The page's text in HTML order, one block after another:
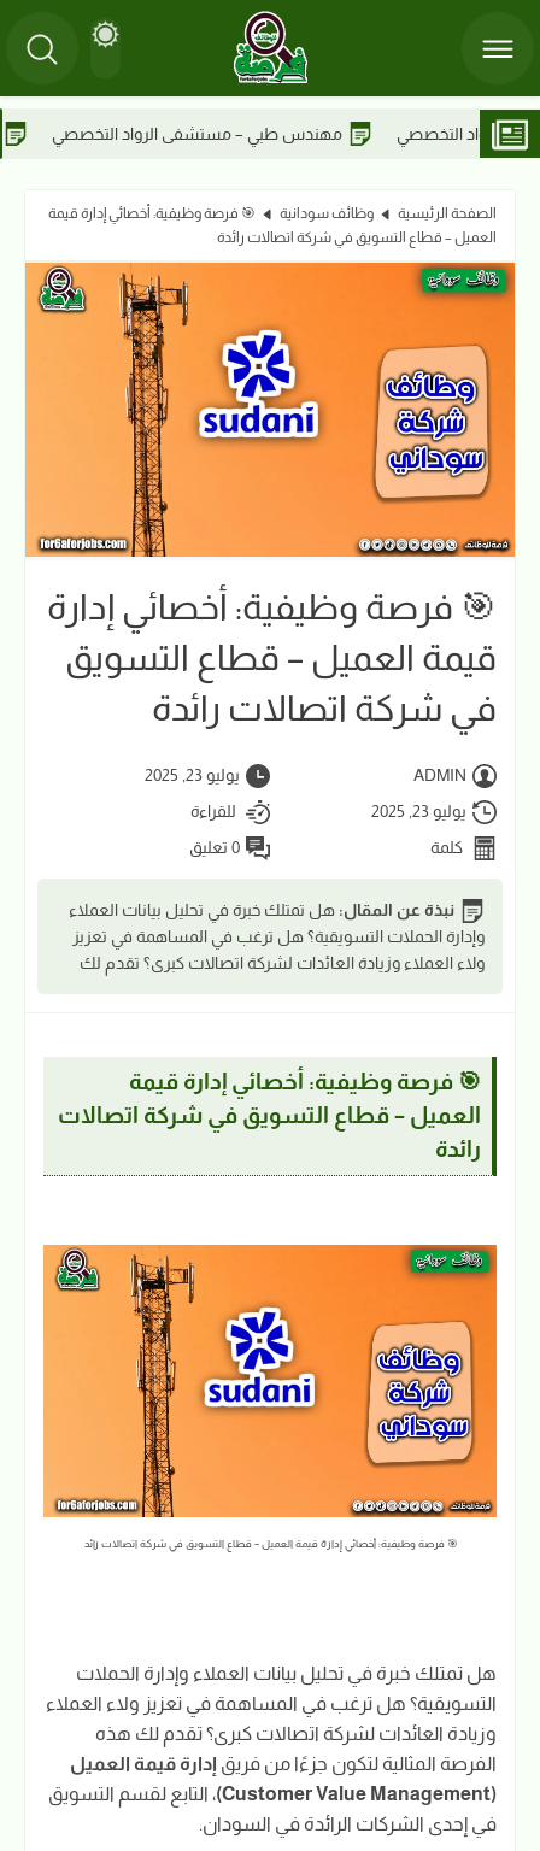
الرواد التخصصي مختبرات طبية – مستشفى الرواد التخصصي
الصفحة الرئيسية وظائف سودانية
🎯 فرصة وظيفية: أخصائي إدارة قيمة
العميل – قطاع التسويق في شركة اتصالات رائدة
🎯 فرصة وظيفية: أخصائي إدارة
قيمة العميل – قطاع التسويق
في شركة اتصالات رائدة
ADMIN
يوليو 23, 2025
يوليو 23, 2025
للقراءة
كلمة
0 تعليق
نبذة عن المقال: هل تمتلك خبرة في تحليل بيانات العملاء
وإدارة الحملات التسويقية؟ هل ترغب في المساهمة في تعزيز
ولاء العملاء وزيادة العائدات لشركة اتصالات كبرى؟ تقدم لك
🎯 فرصة وظيفية: أخصائي إدارة قيمة
العميل – قطاع التسويق في شركة اتصالات
رائدة
🎯 فرصة وظيفية: أخصائي إدارة قيمة العميل – قطاع التسويق في شركة اتصالات رائد
هل تمتلك خبرة في تحليل بيانات العملاء وإدارة الحملات
التسويقية؟ هل ترغب في المساهمة في تعزيز ولاء العملاء
وزيادة العائدات لشركة اتصالات كبرى؟ تقدم لك هذه
الفرصة المثالية لتكون جزءًا من فريق إدارة قيمة العميل
(Customer Value Management)
، التابع لقسم التسويق
في إحدى الشركات الرائدة في السودان.